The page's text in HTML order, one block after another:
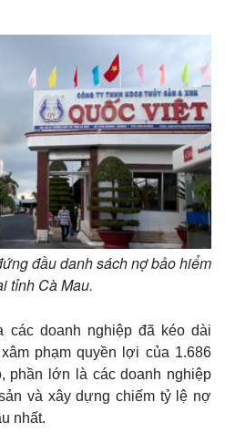
đầu danh sách nợ bảo hiểm
tỉnh Cà Mau.
các doanh nghiệp đã kéo dài
phạm quyền lợi của 1.686
phần lớn là các doanh nghiệp
và xây dựng chiếm tỷ lệ nợ
nhất.